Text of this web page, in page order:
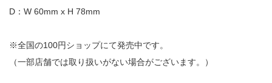
D：W 60mm x H 78mm
※全国の100円ショップにて発売中です。
（一部店舗では取り扱いがない場合がございます。）